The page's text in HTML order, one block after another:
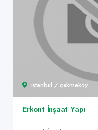
istanbul / çekmeköy
Erkont İnşaat Yapı